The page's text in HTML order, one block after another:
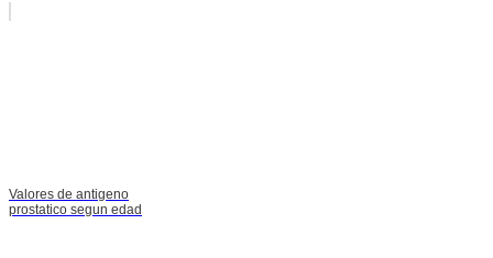
Valores de antigeno
prostatico segun edad